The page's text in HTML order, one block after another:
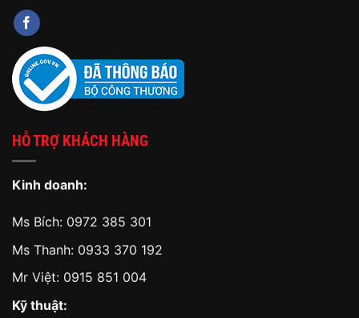
HỖ TRỢ KHÁCH HÀNG
Kinh doanh:
Ms Bích: 0972 385 301
Ms Thanh: 0933 370 192
Mr Việt: 0915 851 004
Kỹ thuật: